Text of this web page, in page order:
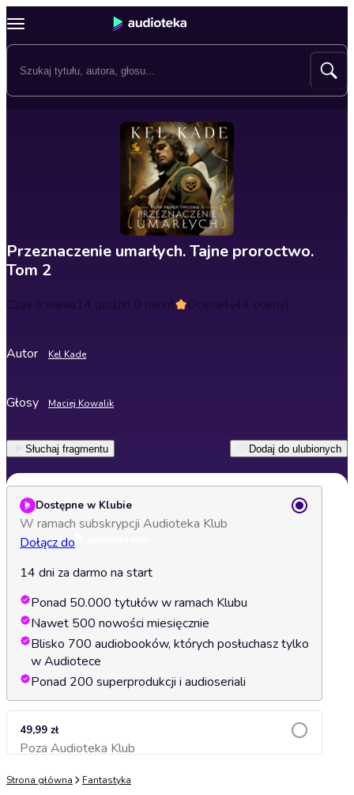
Przeznaczenie umarłych. Tajne proroctwo.
Tom 2
Czas trwania14 godzin 0 minut Ocena4(44 oceny)
Autor Kel Kade
Głosy Maciej Kowalik
Słuchaj fragmentu Dodaj do ulubionych
Dostępne w Klubie
W ramach subskrypcji Audioteka Klub
Dołącz do
14 dni za darmo na start
Ponad 50.000 tytułów w ramach Klubu
Nawet 500 nowości miesięcznie
Blisko 700 audiobooków, których posłuchasz tylko
w Audiotece
Ponad 200 superprodukcji i audioseriali
49,99 zł
Poza Audioteka KlubDodaj do koszyka
Strona główna Fantastyka